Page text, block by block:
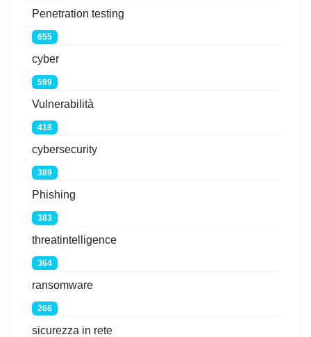
Penetration testing
655
cyber
599
Vulnerabilità
418
cybersecurity
389
Phishing
383
threatintelligence
364
ransomware
266
sicurezza in rete